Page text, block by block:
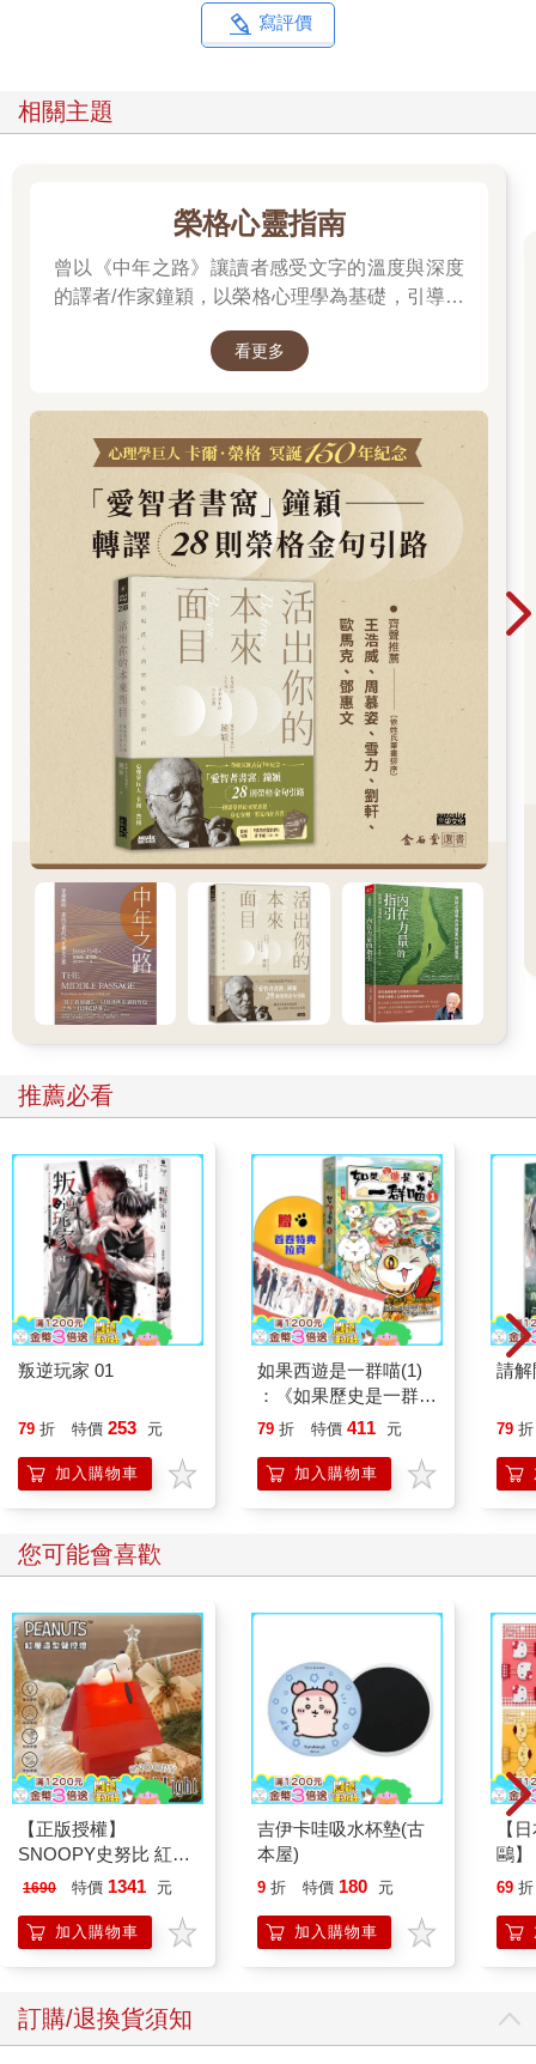
寫評價
相關主題
榮格心靈指南
曾以《中年之路》讓讀者感受文字的溫度與深度
的譯者/作家鐘穎，以榮格心理學為基礎，引導你
間，你是否忘了真正的自己？文字溫柔卻不逃避
的自己……想知道如何開始這段心靈旅程嗎？
看更多
推薦必看
叛逆玩家 01
79 折 特價 253 元
加入購物車
如果西遊是一群喵(1)
：《如果歷史是一群
喵》作者最新力作，附
79 折 特價 411 元
加入購物車
請解
79 折
您可能會喜歡
【正版授權】
SNOOPY史努比 紅屋
造型聲控燈 夜燈 氣氛
1690 特價 1341 元
加入購物車
吉伊卡哇吸水杯墊(古
本屋)
9 折 特價 180 元
加入購物車
【
鷗
(8款
企鵝
69 折
訂購/退換貨須知